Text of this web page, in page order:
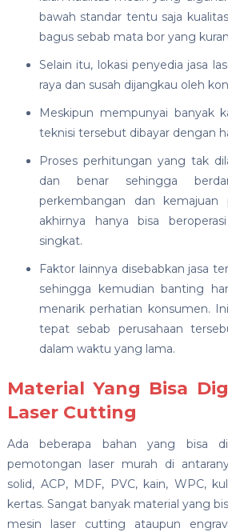
bawah standar tentu saja
bagus sebab mata bor yang
Selain itu, lokasi penyedia jasa
raya dan susah dijangkau oleh
Meskipun mempunyai banyak
teknisi tersebut dibayar dengan
Proses perhitungan yang tak
dan benar sehingga
perkembangan dan kemajuan
akhirnya hanya bisa
singkat.
Faktor lainnya disebabkan jasa
sehingga kemudian banting
menarik perhatian konsumen.
tepat sebab perusahaan
dalam waktu yang lama.
Material Yang Bisa
Laser Cutting
Ada beberapa bahan yang bisa
pemotongan laser murah di
solid, ACP, MDF, PVC, kain, WPC,
kertas. Sangat banyak material yang
mesin laser cutting ataupun